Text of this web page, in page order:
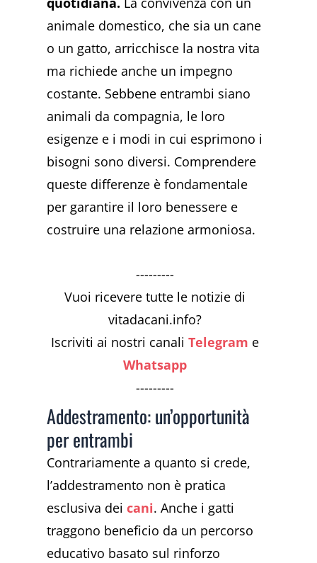
animale domestico, che sia un cane
o un gatto, arricchisce la nostra vita
ma richiede anche un impegno
costante. Sebbene entrambi siano
animali da compagnia, le loro
esigenze e i modi in cui esprimono i
bisogni sono diversi. Comprendere
queste differenze è fondamentale
per garantire il loro benessere e
costruire una relazione armoniosa.
---------
Vuoi ricevere tutte le notizie di
vitadacani.info?
Iscriviti ai nostri canaliTelegram e
Whatsapp
---------
Addestramento: un’opportunità
per entrambi
Contrariamente a quanto si crede,
l’addestramento non è pratica
esclusiva deicani. Anche i gatti
traggono beneficio da un percorso
educativo basato sul rinforzo